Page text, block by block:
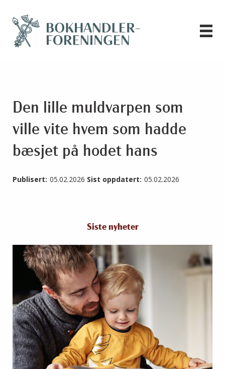
Den lille muldvarpen som
ville vite hvem som hadde
bæsjet på hodet hans
Publisert: 05.02.2026 Sist oppdatert: 05.02.2026
Siste nyheter